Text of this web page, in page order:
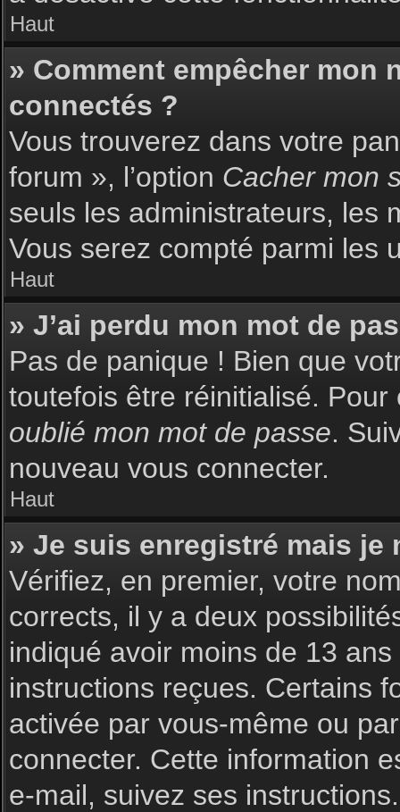
Haut
» Comment empêcher mon
connectés ?
Vous trouverez dans votre
forum », l’option Cacher mon
seuls les administrateurs, les
Vous serez compté parmi les
Haut
» J’ai perdu mon mot de
Pas de panique ! Bien que
toutefois être réinitialisé.
oublié mon mot de passe.
nouveau vous connecter.
Haut
» Je suis enregistré mais je
Vérifiez, en premier, votre
corrects, il y a deux
indiqué avoir moins de 13
instructions reçues. Certains
activée par vous-même ou
connecter. Cette information
e-mail, suivez ses